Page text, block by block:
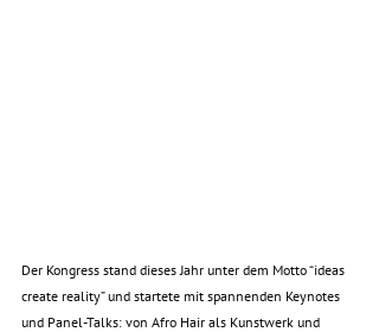
Der Kongress stand dieses Jahr unter dem Motto “ideas
create reality” und startete mit spannenden Keynotes
und Panel-Talks: von Afro Hair als Kunstwerk und